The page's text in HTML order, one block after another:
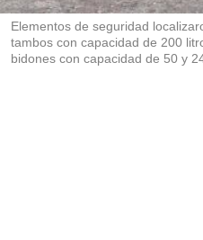
r
Elementos de seguridad
tambos con capacidad de 200
bidones con capacidad de 50 y